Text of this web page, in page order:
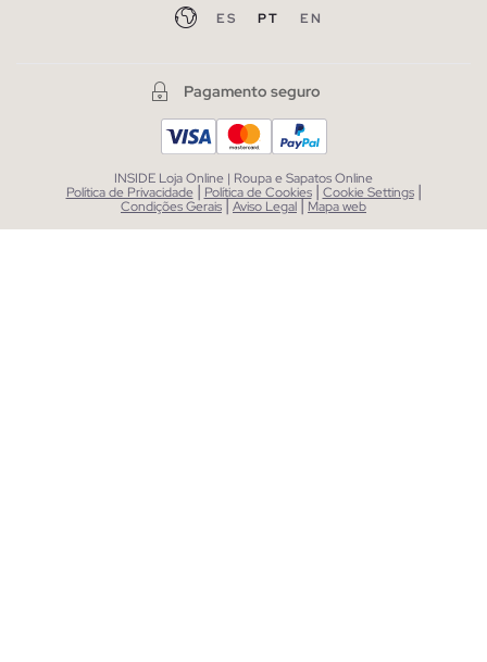
ES PT EN
Pagamento seguro
INSIDE Loja Online | Roupa e Sapatos Online
Política de Privacidade | Política de Cookies | Cookie Settings |
Condições Gerais|Aviso Legal| Mapa web